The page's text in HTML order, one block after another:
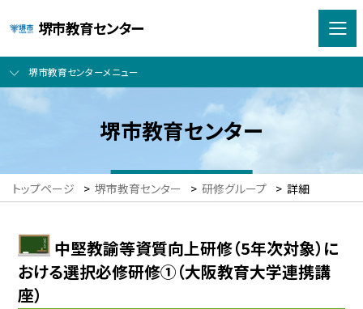
堺市教育センター
堺市教育センターメニュー
堺市教育センター
トップページ > 堺市教育センター > 研修グループ > 詳細
中堅教諭等資質向上研修（5年次対象）に
おける選択必修研修①（大阪教育大学連携講
座）